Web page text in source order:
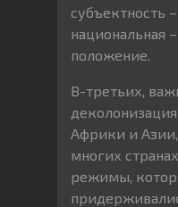
субъектность
национальная
положение.
В-третьих,
Африки и Азии,
многих
режимы,